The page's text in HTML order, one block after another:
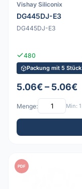
Vishay Siliconix
DG445DJ-E3
DG445DJ-E3
480
Packung mit 5 Stück
5.06€ – 5.06€
Menge: Min: 1
PDF